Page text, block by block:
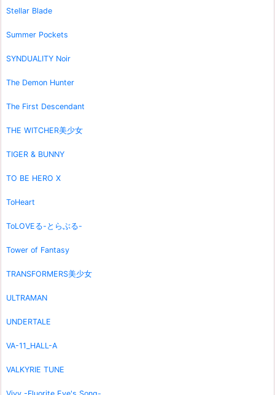
Stellar Blade
Summer Pockets
SYNDUALITY Noir
The Demon Hunter
The First Descendant
THE WITCHER美少女
TIGER & BUNNY
TO BE HERO X
ToHeart
ToLOVEる-とらぶる-
Tower of Fantasy
TRANSFORMERS美少女
ULTRAMAN
UNDERTALE
VA-11_HALL-A
VALKYRIE TUNE